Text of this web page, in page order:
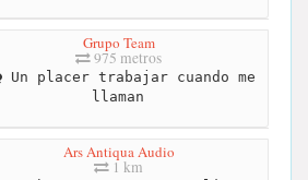
Grupo Team
975 metros
Un placer trabajar cuando me
llaman
Ars Antiqua Audio
1 km